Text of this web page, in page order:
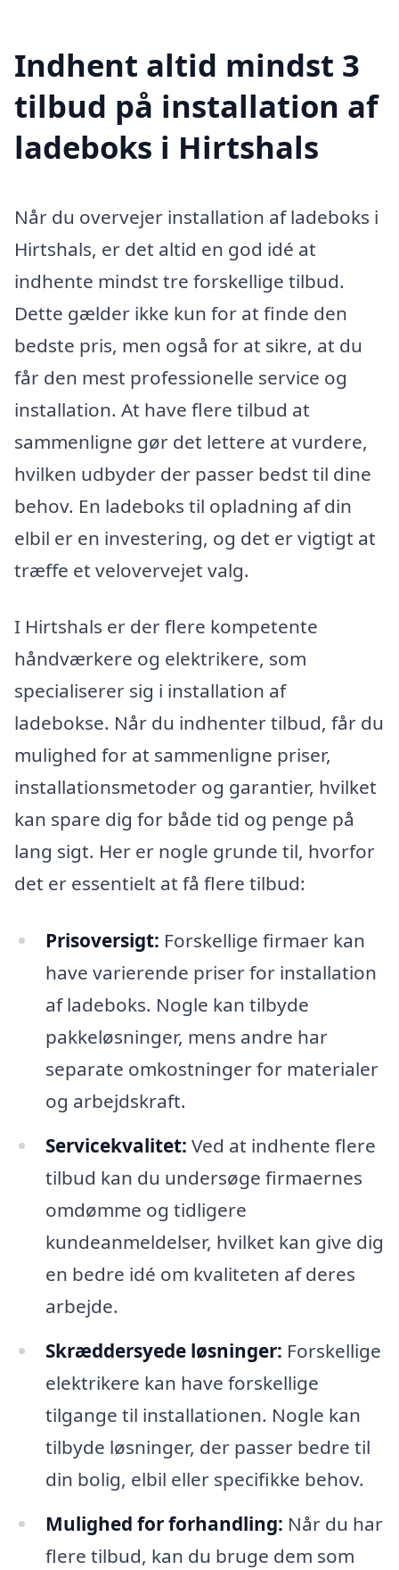
Indhent altid mindst 3
tilbud på installation af
ladeboks i Hirtshals
Når du overvejer installation af ladeboks i
Hirtshals, er det altid en god idé at
indhente mindst tre forskellige tilbud.
Dette gælder ikke kun for at finde den
bedste pris, men også for at sikre, at du
får den mest professionelle service og
installation. At have flere tilbud at
sammenligne gør det lettere at vurdere,
hvilken udbyder der passer bedst til dine
behov. En ladeboks til opladning af din
elbil er en investering, og det er vigtigt at
træffe et velovervejet valg.
I Hirtshals er der flere kompetente
håndværkere og elektrikere, som
specialiserer sig i installation af
ladebokse. Når du indhenter tilbud, får du
mulighed for at sammenligne priser,
installationsmetoder og garantier, hvilket
kan spare dig for både tid og penge på
lang sigt. Her er nogle grunde til, hvorfor
det er essentielt at få flere tilbud:
Prisoversigt: Forskellige firmaer kan
have varierende priser for installation
af ladeboks. Nogle kan tilbyde
pakkeløsninger, mens andre har
separate omkostninger for materialer
og arbejdskraft.
Servicekvalitet: Ved at indhente flere
tilbud kan du undersøge firmaernes
omdømme og tidligere
kundeanmeldelser, hvilket kan give dig
en bedre idé om kvaliteten af deres
arbejde.
Skræddersyede løsninger: Forskellige
elektrikere kan have forskellige
tilgange til installationen. Nogle kan
tilbyde løsninger, der passer bedre til
din bolig, elbil eller specifikke behov.
Mulighed for forhandling: Når du har
flere tilbud, kan du bruge dem som